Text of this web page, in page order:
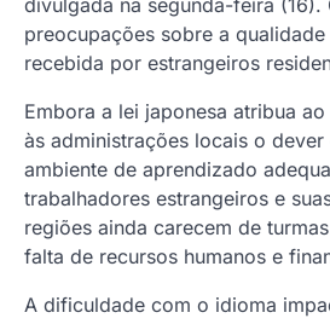
divulgada na segunda-feira (16).
preocupações sobre a
recebida por estrangeiros
Embora a lei japonesa atribua
às administrações locais o
ambiente de aprendizado
trabalhadores estrangeiros e
regiões ainda carecem de
falta de recursos humanos e
A dificuldade com o idioma